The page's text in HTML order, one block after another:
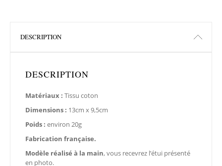
DESCRIPTION
DESCRIPTION
Matériaux : Tissu coton
Dimensions : 13cm x 9,5cm
Poids : environ 20g
Fabrication française.
Modèle réalisé à la main, vous recevrez l’étui présenté
en photo.